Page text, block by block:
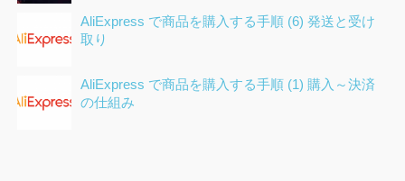
AliExpress で商品を購入する手順 (6) 発送と受け
取り
AliExpress で商品を購入する手順 (1) 購入～決済
の仕組み